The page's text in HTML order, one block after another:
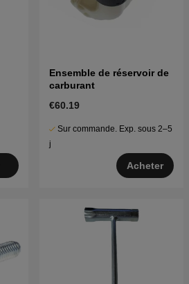
Ensemble de réservoir de
carburant
€60.19
Sur commande. Exp. sous 2–5
j
Acheter